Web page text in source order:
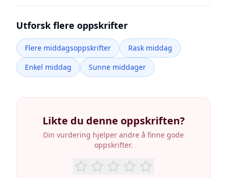
Utforsk flere oppskrifter
Flere middagsoppskrifter
Rask middag
Enkel middag
Sunne middager
Likte du denne oppskriften?
Din vurdering hjelper andre å finne gode
oppskrifter.